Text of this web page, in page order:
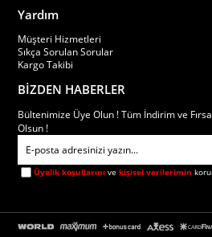
Yardım
Müşteri Hizmetleri
Sıkça Sorulan Sorular
Kargo Takibi
BİZDEN HABERLER
Bültenimize Üye Olun ! Tüm İndirim ve
Olsun !
Üyelik koşullarını vekişisel verilerimin